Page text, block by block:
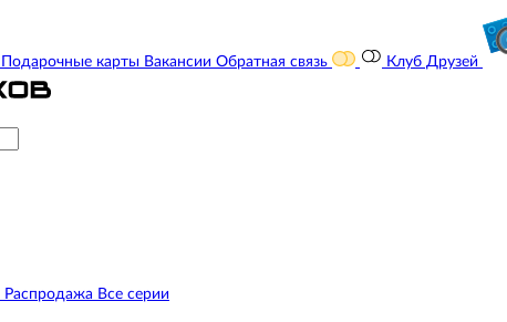
Подарочные карты Вакансии Обратная связь Клуб Друзей
Распродажа Все серии